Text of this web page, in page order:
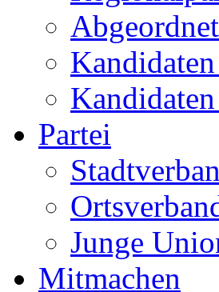
Partei
Junge
Mitmachen